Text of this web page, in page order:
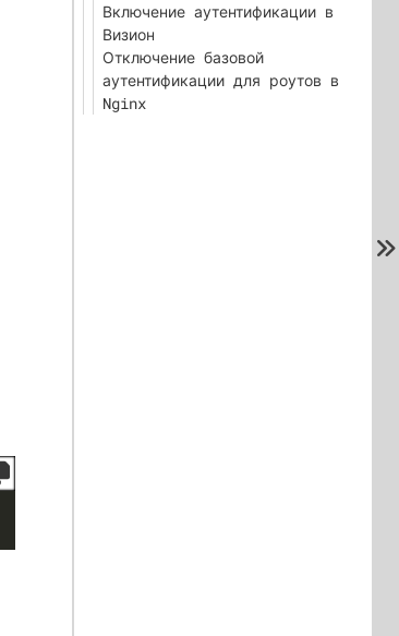
Включение аутентификации в
Визион
Отключение базовой
аутентификации для роутов в
Nginx